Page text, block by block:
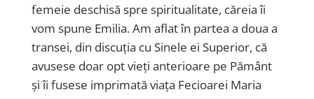
femeie deschisă spre spiritualitate, căreia îi
vom spune Emilia. Am aflat în partea a doua a
transei, din discuția cu Sinele ei Superior, că
avusese doar opt vieți anterioare pe Pământ
și îi fusese imprimată viața Fecioarei Maria